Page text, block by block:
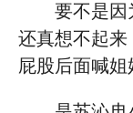
要不是因
还真想不起
屁股后面喊姐